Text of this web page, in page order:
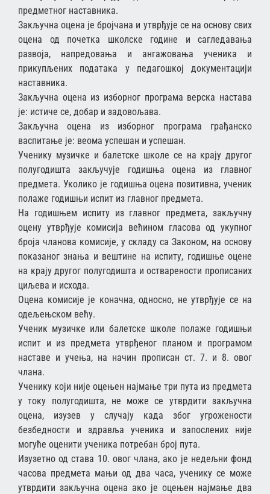
предметног наставника.
Закључна оцена је бројчана и утврђује се на основу свих
оцена од почетка школске године и сагледавања
развоја, напредовања и ангажовања ученика и
прикупљених података у педагошкој документацији
наставника.
Закључна оцена из изборног програма верска настава
је: истиче се, добар и задовољава.
Закључна оцена из изборног програма грађанско
васпитање је: веома успешан и успешан.
Ученику музичке и балетске школе се на крају другог
полугодишта закључује годишња оцена из главног
предмета. Уколико је годишња оцена позитивна, ученик
полаже годишњи испит из главног предмета.
На годишњем испиту из главног предмета, закључну
оцену утврђује комисија већином гласова од укупног
броја чланова комисије, у складу са Законом, на основу
показаног знања и вештине на испиту, годишње оцене
на крају другог полугодишта и остварености прописаних
циљева и исхода.
Оцена комисије је коначна, односно, не утврђује се на
одељењском већу.
Ученик музичке или балетске школе полаже годишњи
испит и из предмета утврђеног планом и програмом
наставе и учења, на начин прописан ст. 7. и 8. овог
члана.
Ученику који није оцењен најмање три пута из предмета
у току полугодишта, не може се утврдити закључна
оцена, изузев у случају када због угрожености
безбедности и здравља ученика и запослених није
могуће оценити ученика потребан број пута.
Изузетно од става 10. овог члана, ако је недељни фонд
часова предмета мањи од два часа, ученику се може
утврдити закључна оцена ако је оцењен најмање два